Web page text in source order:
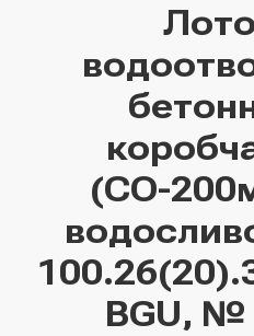
(СО-
BGU, №